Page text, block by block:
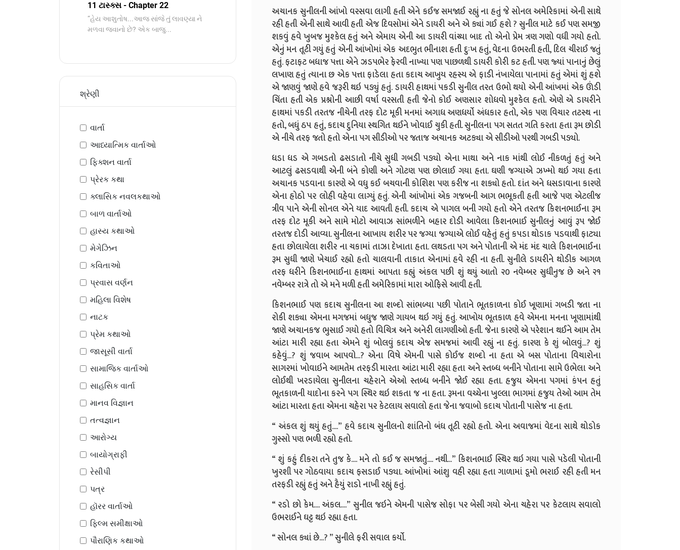
11 ટાસ્ક્સ - Chapter 22
“હેય આશુતોષ...આજ સાંજે તું લાવણ્યા ને
મળવા જવાનો છે? એક બાજુ...
શ્રેણી
વાર્તા
આધ્યાત્મિક વાર્તાઓ
ફિક્શન વાર્તા
પ્રેરક કથા
ક્લાસિક નવલકથાઓ
બાળ વાર્તાઓ
હાસ્ય કથાઓ
મેગેઝિન
કવિતાઓ
પ્રવાસ વર્ણન
મહિલા વિશેષ
નાટક
પ્રેમ કથાઓ
જાસૂસી વાર્તા
સામાજિક વાર્તાઓ
સાહસિક વાર્તા
માનવ વિજ્ઞાન
તત્વજ્ઞાન
આરોગ્ય
બાયોગ્રાફી
રેસીપી
પત્ર
હૉરર વાર્તાઓ
ફિલ્મ સમીક્ષાઓ
પૌરાણિક કથાઓ
અચાનક સુનીલની આંખો વરસવા લાગી હતી એને કઈજ સમજાઈ રહ્યું ના હતું જે સોનલ અમેરિકામાં એની સાથે
રહી હતી એની સાથે આવી હતી એજ દિવસોમાં એને ડાયરી અને એ ક્યાં ગઈ હશે ? સુનીલ માટે કઈ પણ સમજી
શકવું હવે ખુબજ મુશ્કેલ હતું અને એમાય એની આ ડાયરી વાંચ્યા બાદ તો એનો પ્રેમ ત્રણ ગણો વધી ગયો હતો.
એનું મન તૂટી ગયું હતું એની આંખોમાં એક અદભુત ભીનાશ હતી દુઃખ હતું, વેદના ઉભરતી હતી, દિલ ચીરાઈ જતું
હતું. ફટાફટ બધાજ પત્તા એને ઝડપભેર ફેરવી નાખ્યા પણ પાછળથી ડાયરી કોરી કટ હતી. પણ જ્યાં પાનાનું છેલું
લખાણ હતું ત્યાના છ એક પત્તા ફાડેલા હતા કદાચ આખુય રહસ્ય એ ફાડી નંખાયેલા પાનામાં હતું એમાં શું હશે
એ જાણવું જાણે હવે જરૂરી થઇ પડ્યું હતું. ડાયરી હાથમાં પકડી સુનીલ તરત ઉભો થયો એની આંખમાં એક ઊંડી
ચિંતા હતી એક પ્રશ્નોની આછી વર્ષા વરસતી હતી જેનો કોઈ અણસાર શોધવો મુશ્કેલ હતો. એણે એ ડાયરીને
હાથમાં પકડી તરતજ નીચેની તરફ દોટ મૂકી મનમાં અગાધ અણધર્યો અંધકાર હતો, એક પણ વિચાર તટસ્થ ના
હતો, બધું ઠપ હતું, કદાચ દુનિયા સ્થગિત થઈને ખોવાઈ ચુકી હતી. સુનીલના પગ સતત ગતિ કરતા હતા રૂમ છોડી
એ નીચે તરફ જતો હતો એના પગ સીડીઓ પર જતાજ અચાનક અટક્યા એ સીડીઓ પરથી ગબડી પડ્યો.
ધડા ધડ એ ગબડતો ઢસડાતો નીચે સુધી ગબડી પડ્યો એના માથા અને નાક માંથી લોઈ નીકળતું હતું અને
આટલું ઢસડવાથી એની બંને કોણી અને ગોટણ પણ છોલાઈ ગયા હતા. ઘણી જગ્યાએ ઝખ્મો થઇ ગયા હતા
અચાનક પડવાના કારણે એ વધુ કઈ બચવાની કોશિશ પણ કરીજ ના શક્યો હતો. દાંત અને ધસડાવાના કારણે
એના હોઠો પર લોહી વહેવા લાગ્યું હતું. એની આંખોમાં એક ગજબની આગ ભભૂકતી હતી આજે પણ એટલીજ
ત્રીવ પાને એની સોનલ એને યાદ આવતી હતી. કદાચ એ પાગલ બની ગયો હતો એને તરતજ કિશનભાઈના રૂમ
તરફ દોટ મૂકી અને સામે મોટો આવાઝ સાંભળીને બહાર દોડી આવેલા કિશનભાઈ સુનીલનું આવું રૂપ જોઈ
તરતજ દોડી આવ્યા. સુનીલના આખાય શરીર પર જગ્યા જગ્યાએ લોઈ વહેતું હતું કપડા થોડાક પડવાથી ફાટ્યા
હતા છોલાયેલા શરીર ના ચકામાં તાઝા દેખાતા હતા. લથડતા પગ અને પોતાની એ મંદ મંદ ચાલે કિશનભાઈના
રૂમ સુધી જાણે ખેચાઈ રહ્યો હતો ચાલવાની તાકાત એનામાં હવે રહી ના હતી. સુનીલે ડાયરીને થોડીક આગળ
તરફ ધરીને કિશનભાઈના હાથમાં આપતા કહ્યું અંકલ પછી શું થયું આતો ૨૦ નવેમ્બર સુધીનુજ છે અને ૨૧
નવેમ્બર રાત્રે તો એ મને મળી હતી અમેરિકામાં મારા ઓફિસે આવી હતી.
કિશનભાઈ પણ કદાચ સુનીલના આ શબ્દો સાંભળ્યા પછી પોતાને ભૂતકાળના કોઈ ખૂણામાં ગબડી જતા ના
રોકી શક્યા એમના મગજમાં બધુજ જાણે ગાયબ થઇ ગયું હતું. આખોય ભૂતકાળ હવે એમના મનના ખૂણામાંથી
જાણે અચાનકજ ભુસાઈ ગયો હતો વિચિત્ર અને અનેરી લાગણીઓ હતી. જેના કારણે એ પરેશાન થઈને આમ તેમ
આંટા મારી રહ્યા હતા એમને શું બોલવું કદાચ એજ સમજમાં આવી રહ્યું ના હતું. કારણ કે શું બોલવું...? શું
કહેવું...? શું જવાબ આપવો...? એના વિષે એમની પાસે કોઈજ શબ્દો ના હતા એ બસ પોતાના વિચારોના
સાગરમાં ખોવાઇને આમતેમ તરફડી મારતા આંટા મારી રહ્યા હતા અને સ્તબ્ધ બનીને પોતાના સામે ઉભેલા અને
લોઈથી ખરડાયેલા સુનીલના ચહેરાને એઓ સ્તબ્ધ બનીને જોઈ રહ્યા હતા. હજુય એમના પગમાં કંપન હતું
ભૂતકાળની યાદોના કરને પગ સ્થિર થઇ શકતા જ ના હતા. રૂમના વચ્ચેના ખુલ્લા ભાગમાં હજુય તેઓ આમ તેમ
આંટા મારતા હતા એમના ચહેરા પર કેટલાય સવાલો હતા જેના જવાબો કદાચ પોતાની પાસેજ ના હતા.
“ અંકલ શું થયું હતું....” હવે કદાચ સુનીલનો શાંતિનો બંધ તૂટી રહ્યો હતો. એના અવાજમાં વેદના સાથે થોડોક
ગુસ્સો પણ ભળી રહ્યો હતો.
“ શું કહું દીકરા તને તુજ કે.... મને તો કઈ જ સમજાતું.... નથી...” કિશનભાઈ સ્થિર થઇ ગયા પાસે પડેલી પોતાની
ખુરશી પર ગોઠવાયા કદાચ ફસડાઈ પડ્યા. આંખોમાં આંશુ વહી રહ્યા હતા ગાળામાં ડૂમો ભરાઈ રહી હતી મન
તરફડી રહ્યું હતું અને હૈયું રાડો નાખી રહ્યું હતું.
“ રડો છો કેમ.... અંકલ....” સુનીલ જઇને એમની પાસેજ સોફા પર બેસી ગયો એના ચહેરા પર કેટલાય સવાલો
ઉભરાઈને ઘટ્ટ થઇ રહ્યા હતા.
“ સોનલ ક્યાં છે...? ” સુનીલે ફરી સવાલ કર્યો.